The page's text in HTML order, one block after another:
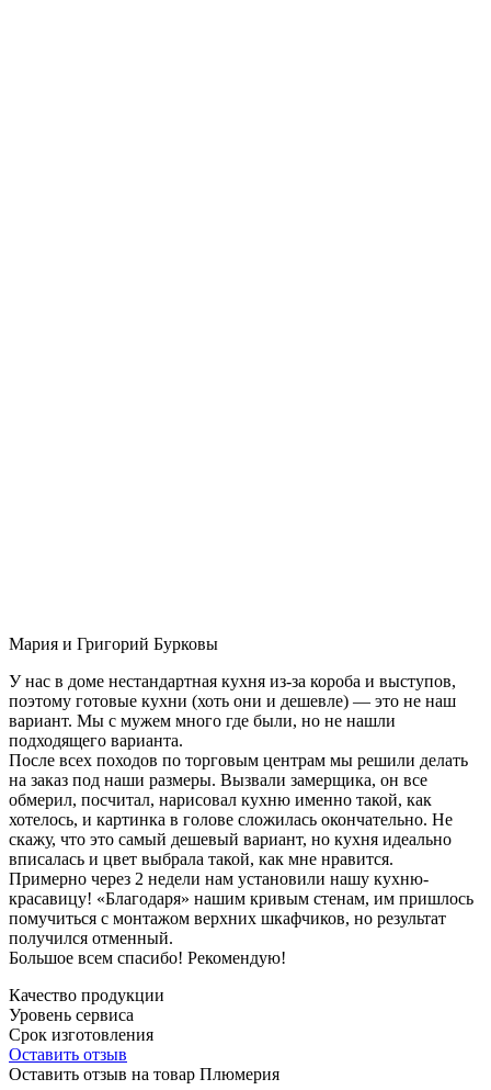
Мария и Григорий Бурковы
У нас в доме нестандартная кухня из-за короба и выступов,
поэтому готовые кухни (хоть они и дешевле) — это не наш
вариант. Мы с мужем много где были, но не нашли
подходящего варианта.
После всех походов по торговым центрам мы решили делать
на заказ под наши размеры. Вызвали замерщика, он все
обмерил, посчитал, нарисовал кухню именно такой, как
хотелось, и картинка в голове сложилась окончательно. Не
скажу, что это самый дешевый вариант, но кухня идеально
вписалась и цвет выбрала такой, как мне нравится.
Примерно через 2 недели нам установили нашу кухню-
красавицу! «Благодаря» нашим кривым стенам, им пришлось
помучиться с монтажом верхних шкафчиков, но результат
получился отменный.
Большое всем спасибо! Рекомендую!
Качество продукции
Уровень сервиса
Срок изготовления
Оставить отзыв
Оставить отзыв на товар Плюмерия